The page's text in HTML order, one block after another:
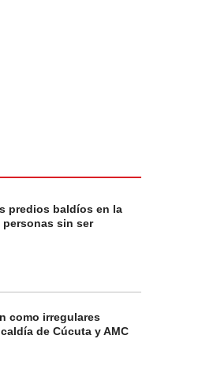
predios baldíos en la
personas sin ser
como irregulares
de Cúcuta y AMC